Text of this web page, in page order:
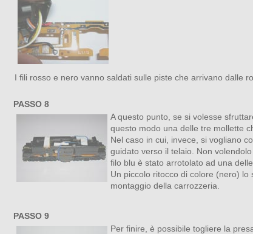
I fili rosso e nero vanno saldati sulle piste che arrivano dalle
PASSO 8
A questo punto, se si volesse
questo modo una delle tre mollette
Nel caso in cui, invece, si vogliano
guidato verso il telaio. Non
filo blu è stato arrotolato ad una
Un piccolo ritocco di colore (nero)
montaggio della carrozzeria.
PASSO 9
Per finire, è possibile togliere la